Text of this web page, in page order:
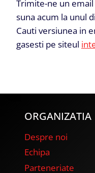
Trimite-ne un email
suna acum la unul
Cauti versiunea in
gasesti pe siteul
ORGANIZATIA
Despre noi
Echipa
Parteneriate